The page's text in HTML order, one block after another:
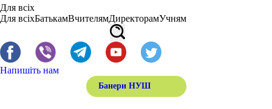
Для всіх
Для всіхБатькамВчителямДиректорамУчням
Напишіть нам
Банери НУШ